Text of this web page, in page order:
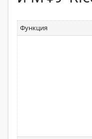
Функция